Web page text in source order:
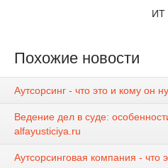
ИТ
Похожие новости
Аутсорсинг - что это и кому он
Ведение дел в суде:
alfayusticiya.ru
Аутсорсинговая компания - что